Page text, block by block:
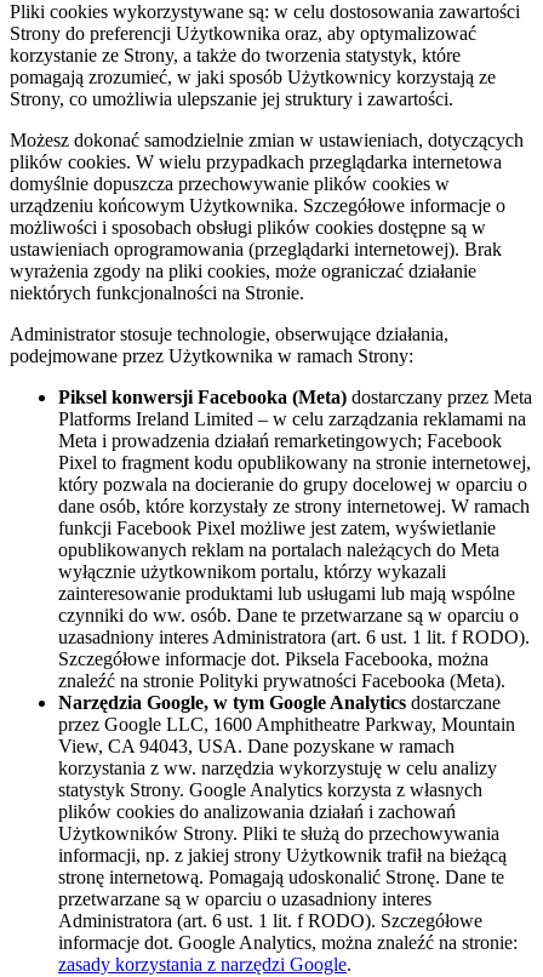
Pliki cookies wykorzystywane są: w celu dostosowania zawartości
Strony do preferencji Użytkownika oraz, aby optymalizować
korzystanie ze Strony, a także do tworzenia statystyk, które
pomagają zrozumieć, w jaki sposób Użytkownicy korzystają ze
Strony, co umożliwia ulepszanie jej struktury i zawartości.
Możesz dokonać samodzielnie zmian w ustawieniach, dotyczących
plików cookies. W wielu przypadkach przeglądarka internetowa
domyślnie dopuszcza przechowywanie plików cookies w
urządzeniu końcowym Użytkownika. Szczegółowe informacje o
możliwości i sposobach obsługi plików cookies dostępne są w
ustawieniach oprogramowania (przeglądarki internetowej). Brak
wyrażenia zgody na pliki cookies, może ograniczać działanie
niektórych funkcjonalności na Stronie.
Administrator stosuje technologie, obserwujące działania,
podejmowane przez Użytkownika w ramach Strony:
Piksel konwersji Facebooka (Meta) dostarczany przez Meta
Platforms Ireland Limited – w celu zarządzania reklamami na
Meta i prowadzenia działań remarketingowych; Facebook
Pixel to fragment kodu opublikowany na stronie internetowej,
który pozwala na docieranie do grupy docelowej w oparciu o
dane osób, które korzystały ze strony internetowej. W ramach
funkcji Facebook Pixel możliwe jest zatem, wyświetlanie
opublikowanych reklam na portalach należących do Meta
wyłącznie użytkownikom portalu, którzy wykazali
zainteresowanie produktami lub usługami lub mają wspólne
czynniki do ww. osób. Dane te przetwarzane są w oparciu o
uzasadniony interes Administratora (art. 6 ust. 1 lit. f RODO).
Szczegółowe informacje dot. Piksela Facebooka, można
znaleźć na stronie Polityki prywatności Facebooka (Meta).
Narzędzia Google, w tym Google Analytics dostarczane
przez Google LLC, 1600 Amphitheatre Parkway, Mountain
View, CA 94043, USA. Dane pozyskane w ramach
korzystania z ww. narzędzia wykorzystuję w celu analizy
statystyk Strony. Google Analytics korzysta z własnych
plików cookies do analizowania działań i zachowań
Użytkowników Strony. Pliki te służą do przechowywania
informacji, np. z jakiej strony Użytkownik trafił na bieżącą
stronę internetową. Pomagają udoskonalić Stronę. Dane te
przetwarzane są w oparciu o uzasadniony interes
Administratora (art. 6 ust. 1 lit. f RODO). Szczegółowe
informacje dot. Google Analytics, można znaleźć na stronie:
zasady korzystania z narzędzi Google.